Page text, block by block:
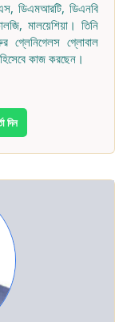
ডিএমআরটি, ডিএনবি
মালয়েশিয়া। তিনি
গ্লেনিগেলস গ্লোবাল
কাজ করছেন।
দিন